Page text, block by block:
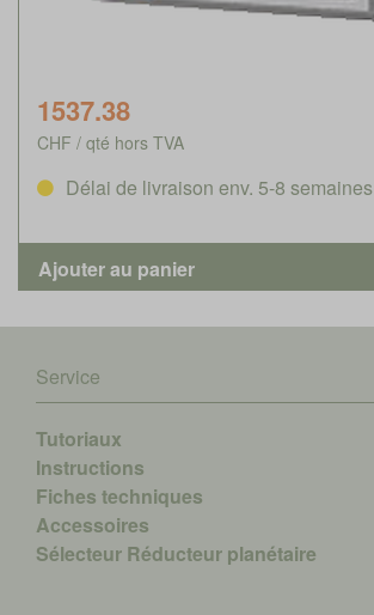
1537.38
CHF / qté hors TVA
Délai de livraison env. 5-8 semaines
Service
Tutoriaux
Instructions
Fiches techniques
Accessoires
Sélecteur Réducteur planétaire